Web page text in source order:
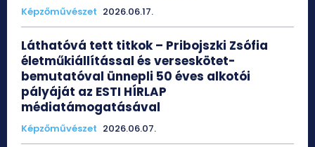
Képzőművészet 2026.06.17.
Láthatóvá tett titkok – Pribojszki Zsófia
életműkiállítással és verseskötet-
bemutatóval ünnepli 50 éves alkotói
pályáját az ESTI HÍRLAP
médiatámogatásával
Képzőművészet 2026.06.07.